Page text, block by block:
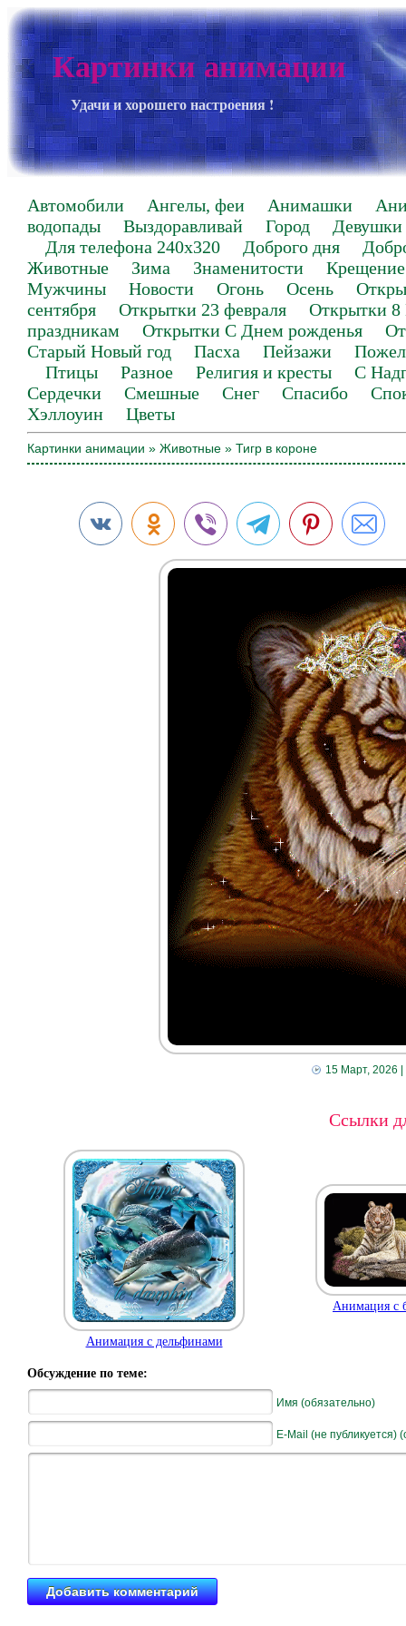
Картинки анимации
Удачи и хорошего настроения !
Автомобили Ангелы, феи Анимашки
водопады
Выздоравливай Город
Девушки
Для телефона 240х320
Доброго дня
Животные
Зима Знаменитости
Крещение
Мужчины
Новости Огонь Осень
сентября
Открытки 23 февраля
Открытки 8
праздникам
Открытки С Днем рожденья
Старый Новый год
Пасха Пейзажи
Птицы
Разное Религия и кресты
С
Сердечки
Смешные Снег Спасибо
Хэллоуин
Цветы
Картинки анимации » Животные » Тигр в короне
15 Март, 2026
Ссылки
Анимация с дельфинами
Анимация с
Обсуждение по теме:
Имя (обязательно)
E-Mail (не публикуется)